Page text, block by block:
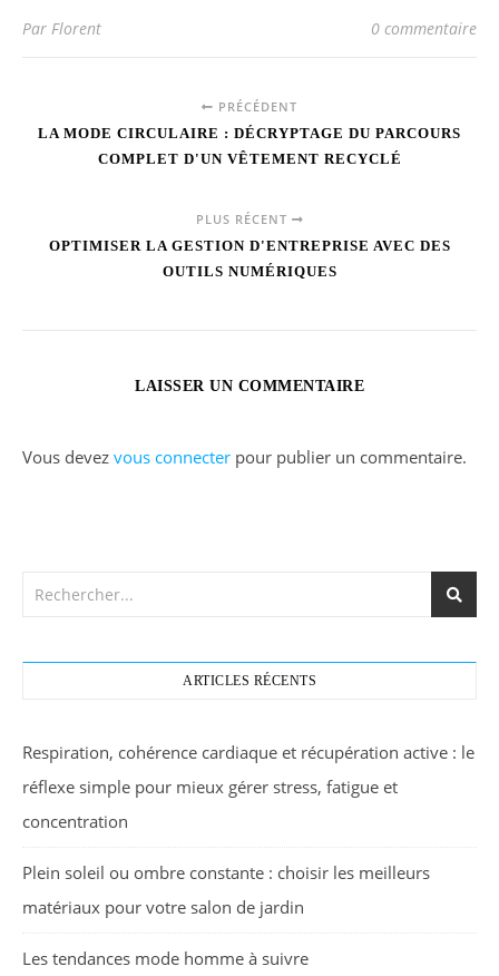
Par Florent 0 commentaire
PRÉCÉDENT
LA MODE CIRCULAIRE : DÉCRYPTAGE DU PARCOURS
COMPLET D'UN VÊTEMENT RECYCLÉ
PLUS RÉCENT
OPTIMISER LA GESTION D'ENTREPRISE AVEC DES
OUTILS NUMÉRIQUES
LAISSER UN COMMENTAIRE
Vous devez vous connecter pour publier un commentaire.
ARTICLES RÉCENTS
Respiration, cohérence cardiaque et récupération active : le
réflexe simple pour mieux gérer stress, fatigue et
concentration
Plein soleil ou ombre constante : choisir les meilleurs
matériaux pour votre salon de jardin
Les tendances mode homme à suivre